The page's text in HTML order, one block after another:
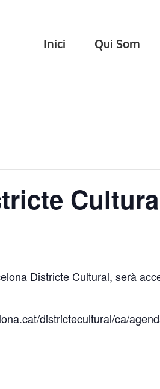
Inici Qui Som
Districte Cultural, serà
districtecultural/ca/